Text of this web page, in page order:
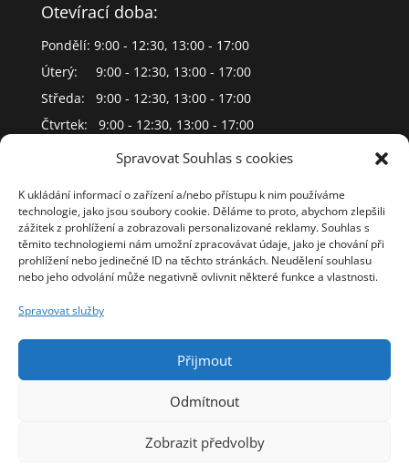
Spravovat Souhlas s cookies
K ukládání informací o zařízení a/nebo přístupu k nim používáme
technologie, jako jsou soubory cookie. Děláme to proto, abychom zlepšili
zážitek z prohlížení a zobrazovali personalizované reklamy. Souhlas s
těmito technologiemi nám umožní zpracovávat údaje, jako je chování při
prohlížení nebo jedinečné ID na těchto stránkách. Neudělení souhlasu
nebo jeho odvolání může negativně ovlivnit některé funkce a vlastnosti.
Spravovat služby
Přijmout
Odmítnout
Zobrazit předvolby
Otevírací doba:
Pondělí: 9:00 - 12:30, 13:00 - 17:00
Úterý: 9:00 - 12:30, 13:00 - 17:00
Středa: 9:00 - 12:30, 13:00 - 17:00
Čtvrtek: 9:00 - 12:30, 13:00 - 17:00
Pátek: 9:00 - 12:30, 13:00 - 17:00
Neděle: Zavřeno
Důležité dokumenty:
Obchodní podmínky
Zásady ochrany soukromí (GDPR)
Odstoupení od smlouvy a vrácení zboží
2018 – 2026 Copyright Energy Příbram | Made by